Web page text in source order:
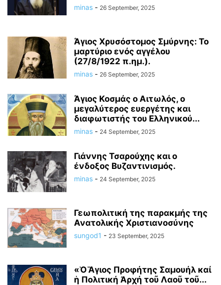
minas - 26 September, 2025
Άγιος Χρυσόστομος Σμύρνης: Το
μαρτύριο ενός αγγέλου
(27/8/1922 π.ημ.).
minas - 26 September, 2025
Άγιος Κοσμάς ο Αιτωλός, ο
μεγαλύτερος ευεργέτης και
διαφωτιστής του Ελληνικού...
minas - 24 September, 2025
Γιάννης Τσαρούχης και ο
ένδοξος Βυζαντινισμός.
minas - 24 September, 2025
Γεωπολιτική της παρακμής της
Ανατολικής Χριστιανοσύνης
sungod1 - 23 September, 2025
«Ὁ Ἃγιος Προφήτης Σαμουήλ καί
ἡ Πολιτική Ἀρχή τοῦ Λαοῦ τοῦ...